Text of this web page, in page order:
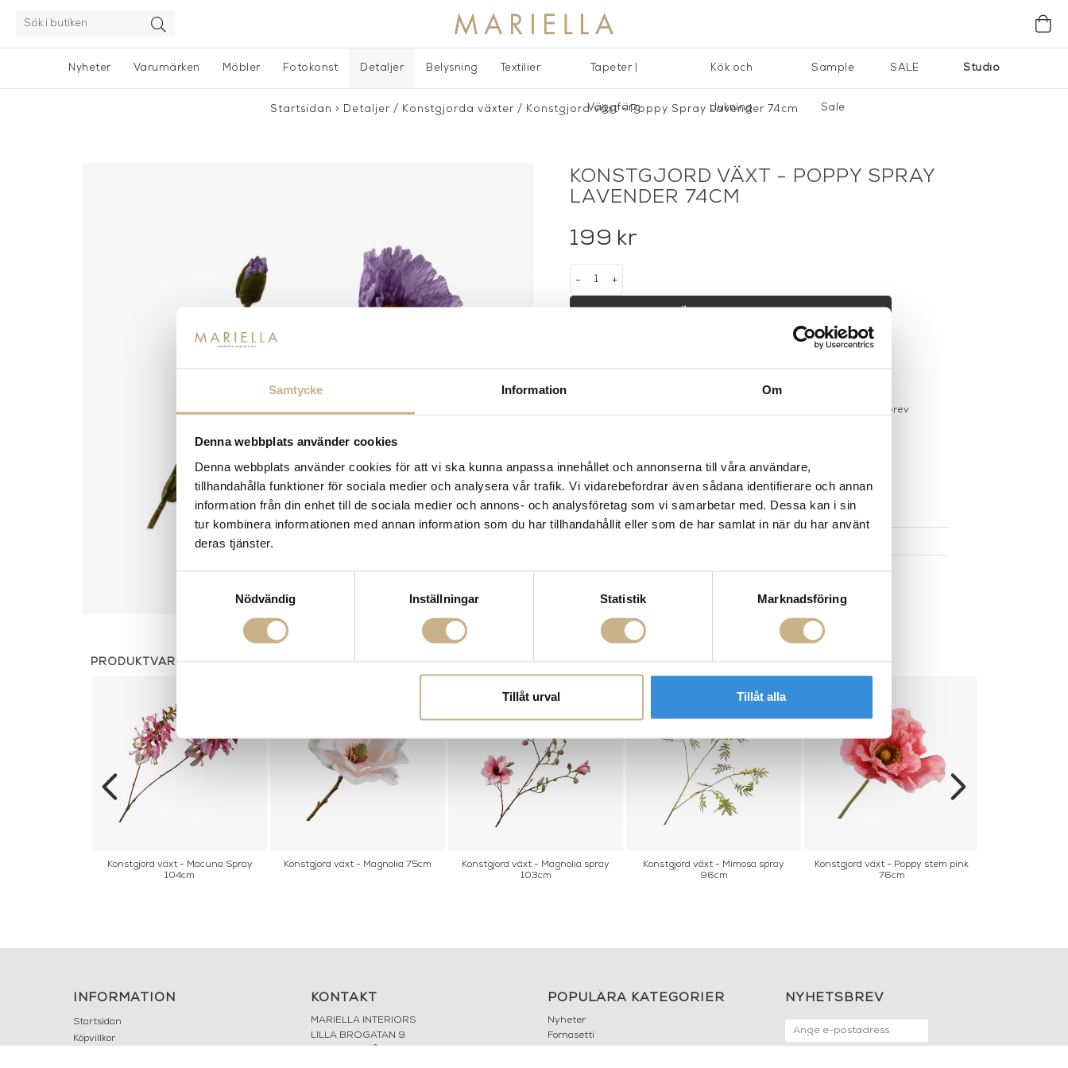
Samtycke Information Om
Denna webbplats använder cookies
Denna webbplats använder cookies för att vi ska kunna anpassa innehållet och annonserna till våra användare,
tillhandahålla funktioner för sociala medier och analysera vår trafik. Vi vidarebefordrar även sådana identifierare och annan
information från din enhet till de sociala medier och annons- och analysföretag som vi samarbetar med. Dessa kan i sin
tur kombinera informationen med annan information som du har tillhandahållit eller som de har samlat in när du har använt
deras tjänster.
Nödvändig
Inställningar Statistik Marknadsföring
Tillåt urval Tillåt alla
Nyheter Studio
Varumärken Möbler Fotokonst Detaljer Belysning Textilier Tapeter |
Väggfärg
Kök och
dukning
Sample
Sale
SALE
Startsidan > Detaljer/ Konstgjorda växter/ Konstgjord växt - Poppy Spray Lavender 74cm
KONSTGJORD VÄXT - POPPY SPRAY
LAVENDER 74CM
199 kr
+
-
Leverans inom 3-5 arbetsdagar på lagervaror
när du registrerar dig för vårt nyhetsbrev
Hämta i butik
FRÅGA OSS OM PRODUKTEN
PRODUKTVARIANTER
Konstgjord växt - Macuna Spray
104cm
Konstgjord växt - Magnolia 75cm
Konstgjord växt - Magnolia spray
103cm
Konstgjord växt - Mimosa spray
96cm
Konstgjord växt - Poppy stem pink
76cm
INFORMATION
Startsidan
Köpvillkor
KONTAKT
MARIELLA INTERIORS
LILLA BROGATAN 9
POPULÄRA KATEGORIER
Nyheter
Fornasetti
NYHETSBREV